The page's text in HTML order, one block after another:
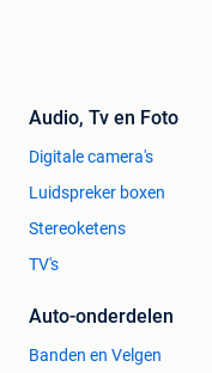
Audio, Tv en Foto
Digitale camera's
Luidspreker boxen
Stereoketens
TV's
Auto-onderdelen
Banden en Velgen